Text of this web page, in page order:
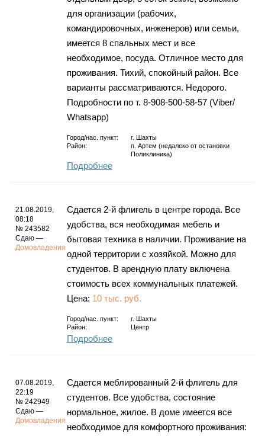
для организации (рабочих,
командировочных, инженеров) или семьи,
имеется 8 спальных мест и все
необходимое, посуда. Отличное место для
проживания. Тихий, спокойный район. Все
варианты рассматриваются. Недорого.
Подробности по т. 8-908-500-58-57 (Viber/
Whatsapp)
Город/нас. пункт: г.
Шахты
Район:
п. Артем (недалеко от остановки
Поликлиника)
Подробнее
21.08.2019,
08:18
№ 243582
Сдаю —
Домовладения
Сдается 2-й флигель в центре города. Все
удобства, вся необходимая мебель и
бытовая техника в наличии. Проживание на
одной территории с хозяйкой. Можно для
студентов. В арендную плату включена
стоимость всех коммунальных платежей.
Цена: 10 тыс. руб.
Город/нас. пункт: г.
Шахты
Район:
Центр
Подробнее
07.08.2019,
22:19
№ 242949
Сдаю —
Домовладения
Сдается меблированный 2-й флигель для
студентов. Все удобства, состояние
нормальное, жилое. В доме имеется все
необходимое для комфортного проживания: